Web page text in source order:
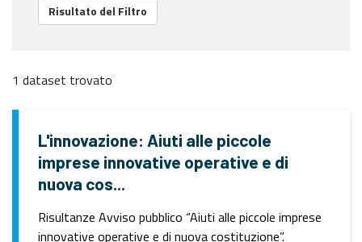
Risultato del Filtro
1 dataset trovato
L'innovazione: Aiuti alle piccole
imprese innovative operative e di
nuova cos...
Risultanze Avviso pubblico “Aiuti alle piccole imprese
innovative operative e di nuova costituzione”.